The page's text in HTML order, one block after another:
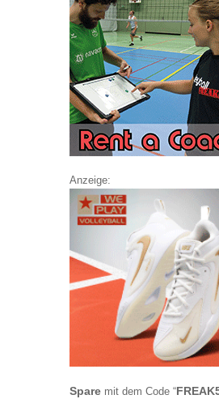
Anzeige:
Spare mit dem Code “